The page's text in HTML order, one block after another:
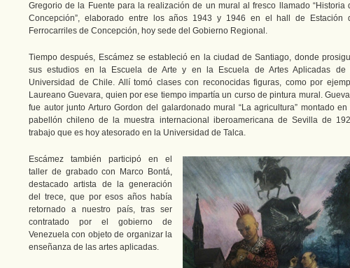
Gregorio de la Fuente para la realización de un mural al fresco llamado “Historia
Concepción”, elaborado entre los años 1943 y 1946 en el hall de Estación
Ferrocarriles de Concepción, hoy sede del Gobierno Regional.
Tiempo después, Escámez se estableció en la ciudad de Santiago, donde
sus estudios en la Escuela de Arte y en la Escuela de Artes Aplicadas de
Universidad de Chile. Allí tomó clases con reconocidas figuras, como por
Laureano Guevara, quien por ese tiempo impartía un curso de pintura mural.
fue autor junto Arturo Gordon del galardonado mural “La agricultura” montado en
pabellón chileno de la muestra internacional iberoamericana de Sevilla de
trabajo que es hoy atesorado en la Universidad de Talca.
Escámez también participó en el
taller de grabado con Marco Bontá,
destacado artista de la generación
del trece, que por esos años había
retornado a nuestro país, tras ser
contratado por el gobierno de
Venezuela con objeto de organizar la
enseñanza de las artes aplicadas.